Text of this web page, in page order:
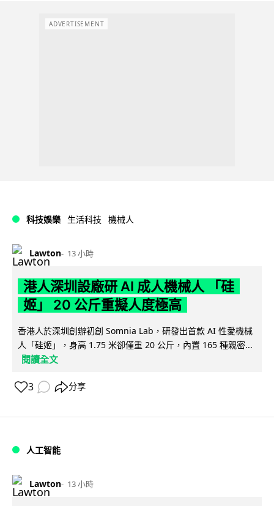
ADVERTISEMENT
科技娛樂 生活科技 機械人
Lawton 13 小時
港人深圳設廠研 AI 成人機械人 「硅
姬」 20 公斤重擬人度極高
香港人於深圳創辦初創 Somnia Lab，研發出首款 AI 性愛機械
人「硅姬」，身高 1.75 米卻僅重 20 公斤，內置 165 種親密...
閱讀全文
3 分享
人工智能
Lawton 13 小時